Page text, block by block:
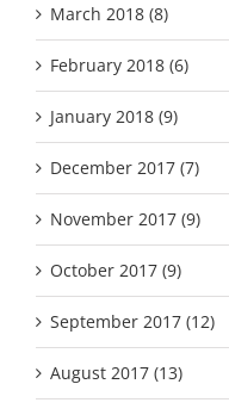
March 2018 (8)
February 2018 (6)
January 2018 (9)
December 2017 (7)
November 2017 (9)
October 2017 (9)
September 2017 (12)
August 2017 (13)